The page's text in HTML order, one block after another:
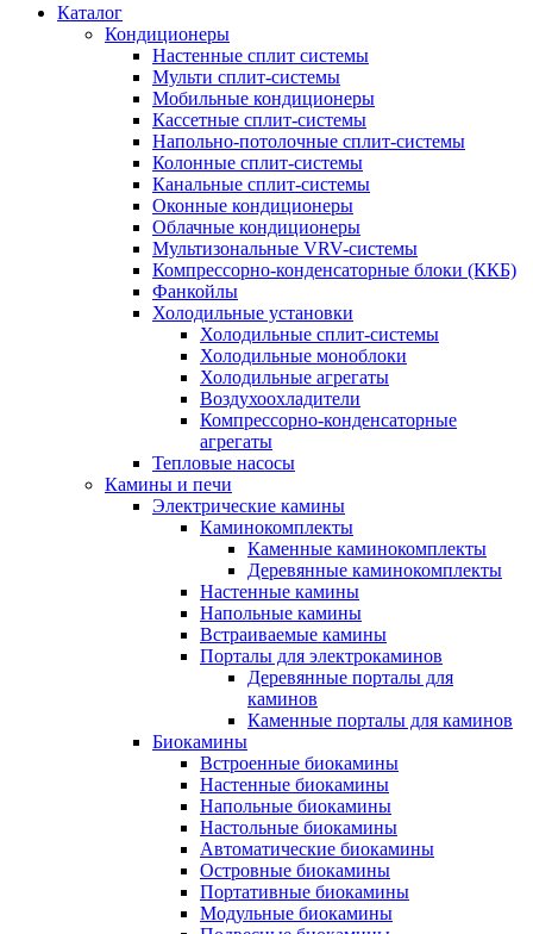
Каталог
Кондиционеры
Настенные сплит системы
Мульти сплит-системы
Мобильные кондиционеры
Кассетные сплит-системы
Напольно-потолочные сплит-системы
Колонные сплит-системы
Канальные сплит-системы
Оконные кондиционеры
Облачные кондиционеры
Мультизональные VRV-системы
Компрессорно-конденсаторные блоки (ККБ)
Фанкойлы
Холодильные установки
Холодильные сплит-системы
Холодильные моноблоки
Холодильные агрегаты
Воздухоохладители
Компрессорно-конденсаторные
агрегаты
Тепловые насосы
Камины и печи
Электрические камины
Каминокомплекты
Каменные каминокомплекты
Деревянные каминокомплекты
Настенные камины
Напольные камины
Встраиваемые камины
Порталы для электрокаминов
Деревянные порталы для
каминов
Каменные порталы для каминов
Биокамины
Встроенные биокамины
Настенные биокамины
Напольные биокамины
Настольные биокамины
Автоматические биокамины
Островные биокамины
Портативные биокамины
Модульные биокамины